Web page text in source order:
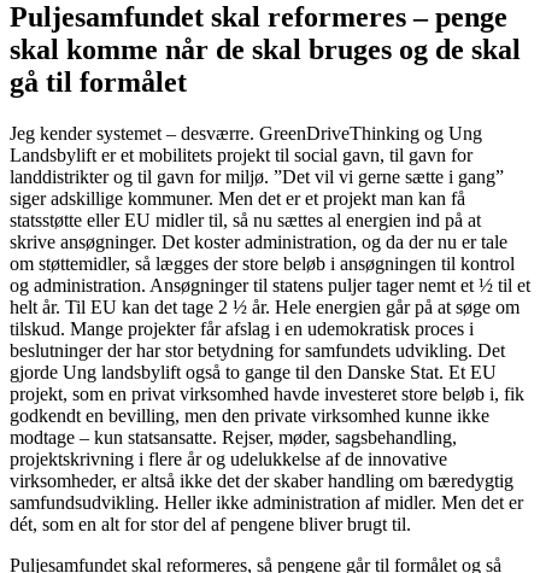
Puljesamfundet skal reformeres – penge
skal komme når de skal bruges og de skal
gå til formålet
Jeg kender systemet – desværre. GreenDriveThinking og Ung
Landsbylift er et mobilitets projekt til social gavn, til gavn for
landdistrikter og til gavn for miljø. ”Det vil vi gerne sætte i gang”
siger adskillige kommuner. Men det er et projekt man kan få
statsstøtte eller EU midler til, så nu sættes al energien ind på at
skrive ansøgninger. Det koster administration, og da der nu er tale
om støttemidler, så lægges der store beløb i ansøgningen til kontrol
og administration. Ansøgninger til statens puljer tager nemt et ½ til et
helt år. Til EU kan det tage 2 ½ år. Hele energien går på at søge om
tilskud. Mange projekter får afslag i en udemokratisk proces i
beslutninger der har stor betydning for samfundets udvikling. Det
gjorde Ung landsbylift også to gange til den Danske Stat. Et EU
projekt, som en privat virksomhed havde investeret store beløb i, fik
godkendt en bevilling, men den private virksomhed kunne ikke
modtage – kun statsansatte. Rejser, møder, sagsbehandling,
projektskrivning i flere år og udelukkelse af de innovative
virksomheder, er altså ikke det der skaber handling om bæredygtig
samfundsudvikling. Heller ikke administration af midler. Men det er
dét, som en alt for stor del af pengene bliver brugt til.
Puljesamfundet skal reformeres, så pengene går til formålet og så